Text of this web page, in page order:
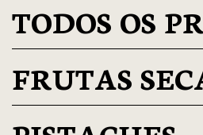
TODOS OS
FRUTAS